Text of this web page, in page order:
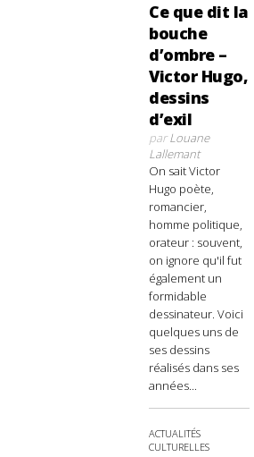
Ce que dit la
bouche
d’ombre –
Victor Hugo,
dessins
d’exil
parLouane
Lallemant
On sait Victor
Hugo poète,
romancier,
homme politique,
orateur : souvent,
on ignore qu'il fut
également un
formidable
dessinateur. Voici
quelques uns de
ses dessins
réalisés dans ses
années...
ACTUALITÉS
CULTURELLES